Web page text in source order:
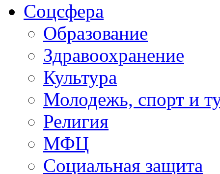
Соцсфера
Образование
Здравоохранение
Культура
Молодежь, спорт и
Религия
МФЦ
Социальная защита